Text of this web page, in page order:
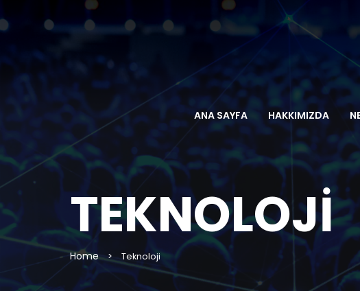
ANA SAYFA HAKKIMIZDA
TEKNOLOJI
Home > Teknoloji